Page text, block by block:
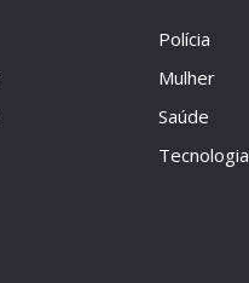
Polícia
Mulher
Saúde
Tecnologia